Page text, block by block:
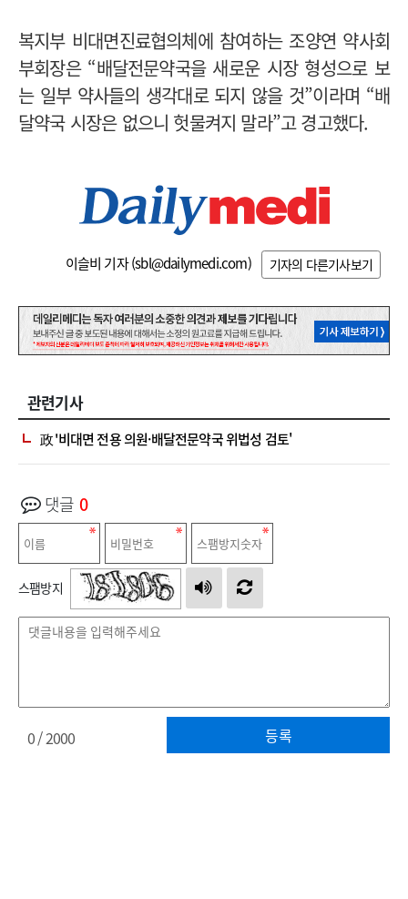
복지부 비대면진료협의체에 참여하는 조양연 약사회
부회장은 “배달전문약국을 새로운 시장 형성으로 보
는 일부 약사들의 생각대로 되지 않을 것”이라며 “배
달약국 시장은 없으니 헛물켜지 말라”고 경고했다.
이슬비 기자 (sbl@dailymedi.com) 기자의 다른기사보기
관련기사
政 '비대면 전용 의원·배달전문약국 위법성 검토'
댓글 0
스팸방지
등록
0/ 2000